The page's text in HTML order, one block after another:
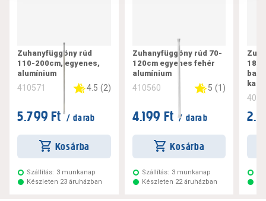
Zuhanyfüggöny rúd
110-200cm, egyenes,
alumínium
410571 4.5 (2)
5.799 Ft / darab
Kosárba
Szállítás: 3 munkanap
Készleten 23 áruházban
Zuhanyfüggöny rúd 70-
120cm egyenes fehér
alumínium
410560 5 (1)
4.199 Ft / darab
Kosárba
Szállítás: 3 munkanap
Készleten 22 áruházban